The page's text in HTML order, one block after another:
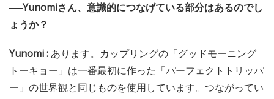
──Yunomiさん、意識的につなげている部分はあるのでし
ょうか？
Yunomi : あります。カップリングの「グッドモーニング
トーキョー」は一番最初に作った「パーフェクトトリッパ
ー」の世界観と同じものを使用しています。つながってい